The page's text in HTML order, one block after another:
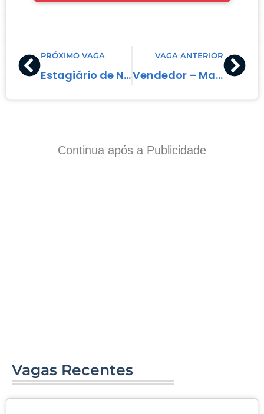
Prev
PRÓXIMO VAGA
Estagiário de Nível Superior
VAGA ANTERIOR
Vendedor – Material de Construção
Continua após a Publicidade
Vagas Recentes